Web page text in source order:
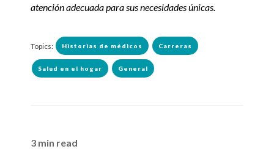
atención adecuada para sus necesidades únicas.
Topics: Historias de médicos Carreras
Salud en el hogar General
3 min read